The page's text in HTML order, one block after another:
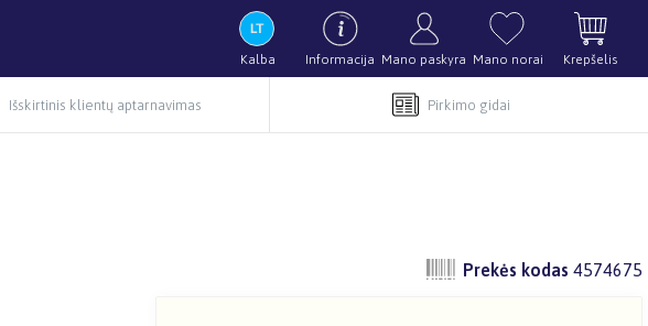
Kalba Informacija Mano paskyra Mano norai Krepšelis
Išskirtinis klientų aptarnavimas Pirkimo gidai
Prekės kodas 4574675